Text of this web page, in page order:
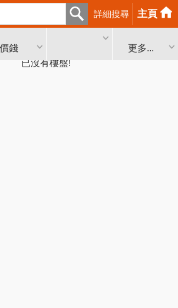
詳細搜尋 主頁
價錢
更多...
已沒有樓盤!